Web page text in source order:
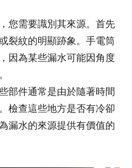
您需要識別其來源。首先
裂紋的明顯跡象。手電筒
因為某些漏水可能因角度
部件通常是由於隨著時間
檢查這些地方是否有冷卻
漏水的來源提供有價值的